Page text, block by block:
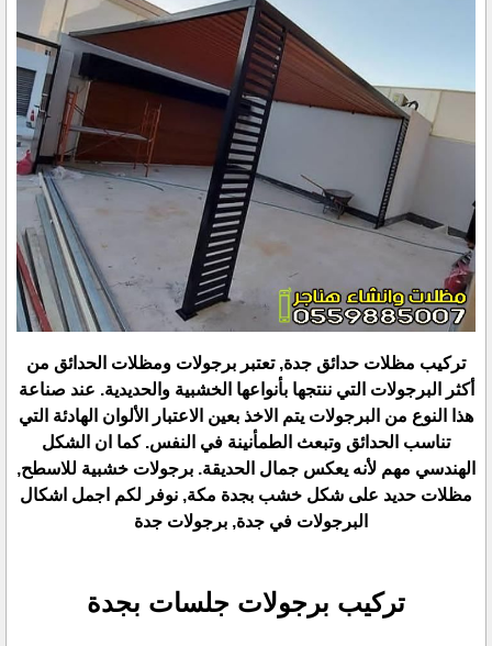
تركيب مظلات حدائق جدة, تعتبر برجولات ومظلات الحدائق من
أكثر البرجولات التي ننتجها بأنواعها الخشبية والحديدية. عند صناعة
هذا النوع من البرجولات يتم الاخذ بعين الاعتبار الألوان الهادئة التي
تناسب الحدائق وتبعث الطمأنينة في النفس. كما ان الشكل
الهندسي مهم لأنه يعكس جمال الحديقة. برجولات خشبية للاسطح,
مظلات حديد على شكل خشب بجدة مكة, نوفر لكم اجمل اشكال
البرجولات في جدة, برجولات جدة
تركيب برجولات جلسات بجدة